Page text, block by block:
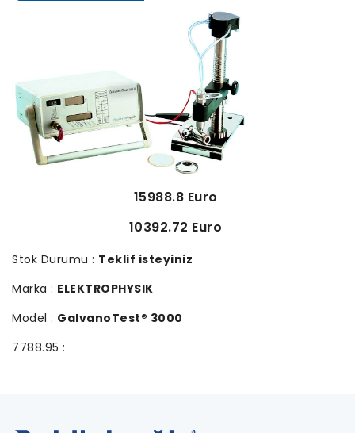
15988.8 Euro
10392.72 Euro
Stok Durumu : Teklif isteyiniz
Marka : ELEKTROPHYSIK
Model : GalvanoTest® 3000
7788.95 :